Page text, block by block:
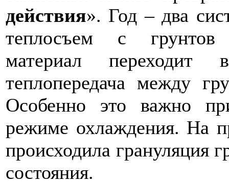
действия». Год – два
теплосъем с грунтов
материал
теплопередача между
Особенно это важно
режиме охлаждения. На
происходила грануляция
состояния.